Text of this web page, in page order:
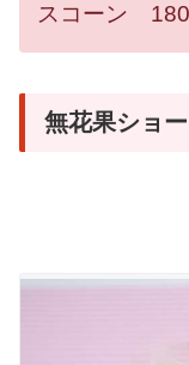
スコーン
無花果ショ